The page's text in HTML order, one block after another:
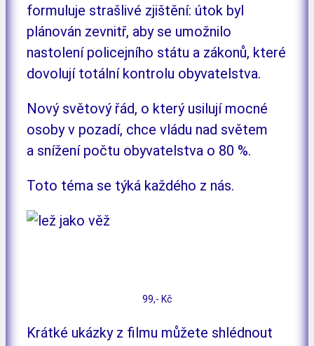
formuluje strašlivé zjištění: útok byl
plánován zevnitř, aby se umožnilo
nastolení policejního státu a zákonů, které
dovolují totální kontrolu obyvatelstva.
Nový světový řád, o který usilují mocné
osoby v pozadí, chce vládu nad světem
a snížení počtu obyvatelstva o 80 %.
Toto téma se týká každého z nás.
99,- Kč
Krátké ukázky z filmu můžete shlédnout